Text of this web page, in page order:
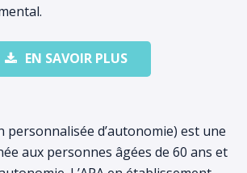
EN SAVOIR PLUS
personnalisée d’autonomie) est une
aux personnes âgées de 60 ans et